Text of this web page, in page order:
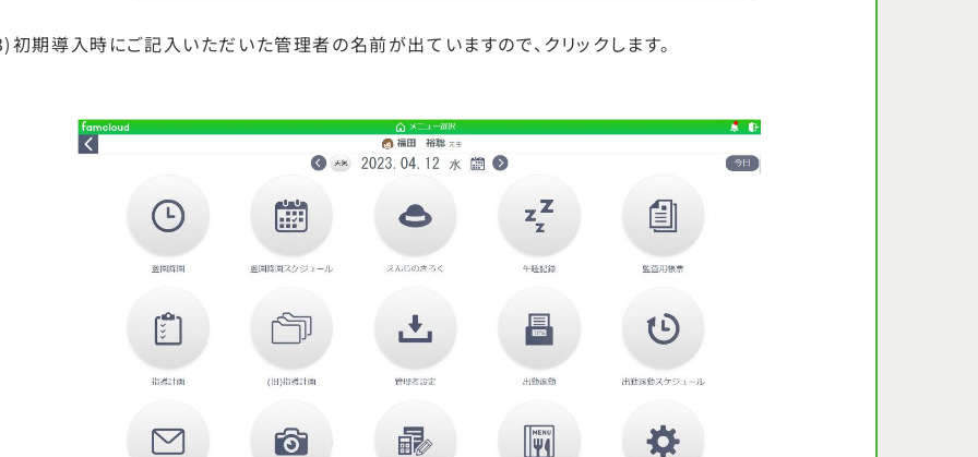
初期導入時にご記入いただいた管理者の名前が出ていますので、クリックします。